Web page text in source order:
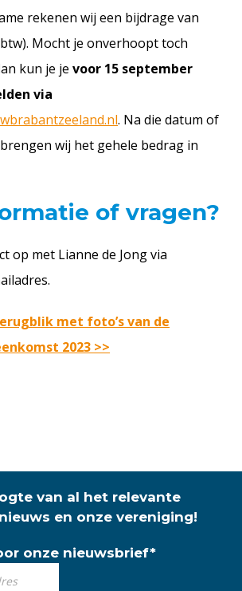
rekenen wij een bijdrage van
Mocht je onverhoopt toch
kun je je voor 15 september
via
. Na die datum of
wij het gehele bedrag in
of vragen?
op met Lianne de Jong via
met foto’s van de
2023 >>
van al het relevante
en onze vereniging!
onze nieuwsbrief*